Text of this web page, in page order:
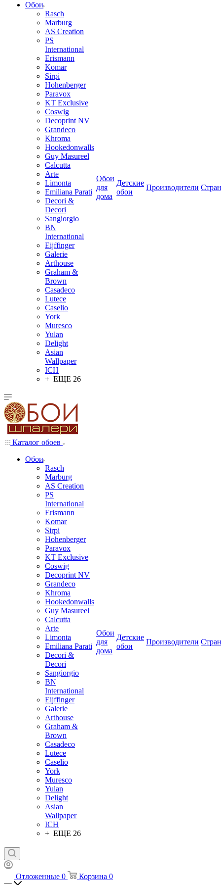
Обои
Rasch
Marburg
AS Creation
PS
International
Erismann
Komar
Sirpi
Hohenberger
Paravox
KT Exclusive
Coswig
Decoprint NV
Grandeco
Khroma
Hookedonwalls
Guy Masureel
Calcutta
Arte
Limonta
Emiliana Parati
Decori &
Decori
Sangiorgio
BN
International
Eijffinger
Galerie
Arthouse
Graham &
Brown
Casadeco
Lutece
Caselio
York
Muresco
Yulan
Delight
Asian
Wallpaper
ICH
+ ЕЩЕ 26
Обои
для
дома
Детские
обои
Производители
Каталог обоев
Обои
Rasch
Marburg
AS Creation
PS
International
Erismann
Komar
Sirpi
Hohenberger
Paravox
KT Exclusive
Coswig
Decoprint NV
Grandeco
Khroma
Hookedonwalls
Guy Masureel
Calcutta
Arte
Limonta
Emiliana Parati
Decori &
Decori
Sangiorgio
BN
International
Eijffinger
Galerie
Arthouse
Graham &
Brown
Casadeco
Lutece
Caselio
York
Muresco
Yulan
Delight
Asian
Wallpaper
ICH
+ ЕЩЕ 26
Обои
для
дома
Детские
обои
Производители
Отложенные 0 Корзина 0